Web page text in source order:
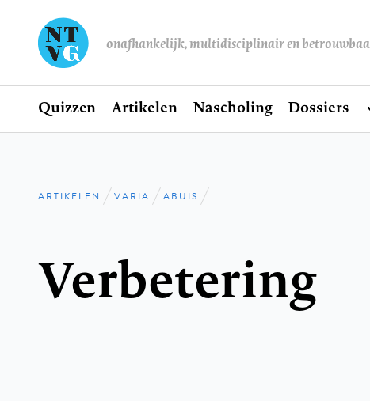
onafhankelijk, multidisciplinair en
Hoofdnavigatie
Home
Quizzen Artikelen Nascholing Dossiers
Kruimelpad
ARTIKELEN VARIA ABUIS
Verbetering